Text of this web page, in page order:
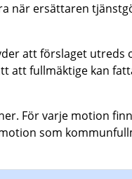
när ersättaren
att förslaget utreds
att fullmäktige kan
För varje motion
som